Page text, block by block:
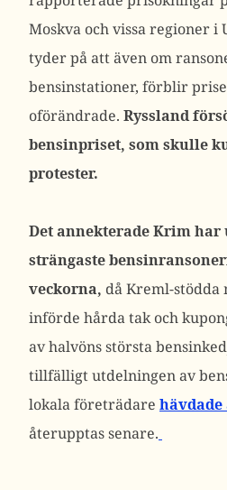
Moskva och vissa regioner
tyder på att även om
bensinstationer, förblir
oförändrade. Ryssland
bensinpriset, som skulle
protester.
Det annekterade Krim har
strängaste
veckorna, då Kreml-
införde hårda tak och
av halvöns största
tillfälligt utdelningen av
lokala företrädare hävdade
återupptas senare.